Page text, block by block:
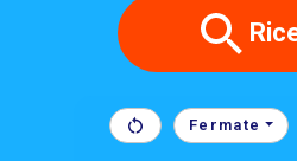
Fermate